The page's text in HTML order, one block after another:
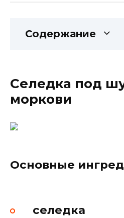
Содержание
Селедка под
моркови
Основные
селедка